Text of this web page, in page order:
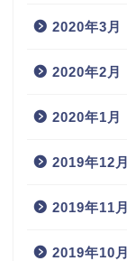
2020年3月
2020年2月
2020年1月
2019年12月
2019年11月
2019年10月